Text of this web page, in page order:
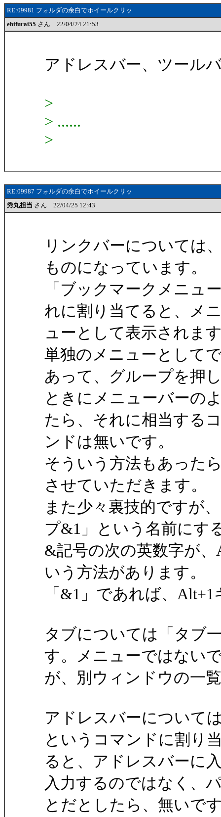
RE:09981 フォルダの余白でホイールクリッ
ebifurai55 さん 22/04/24 21:53
アドレスバー、ツール
>
> ......
>
RE:09987 フォルダの余白でホイールクリッ
秀丸担当 さん 22/04/25 12:43
リンクバーについては
ものになっています。
「ブックマークメニュ
れに割り当てると、メ
ューとして表示されま
単独のメニューとして
あって、グループを押
ときにメニューバーの
たら、それに相当する
ンドは無いです。
そういう方法もあった
させていただきます。
また少々裏技的ですが
プ&1」という名前にす
&記号の次の英数字が
いう方法があります。
「&1」であれば、
タブについては「タブ
す。メニューではない
が、別ウィンドウの一
アドレスバーについて
というコマンドに割り
ると、アドレスバーに
入力するのではなく、
とだとしたら、無いで